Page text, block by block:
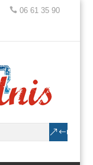
06 61 35 90